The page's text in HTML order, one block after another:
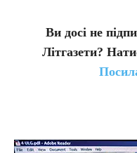
Ви досі не
Літгазети?